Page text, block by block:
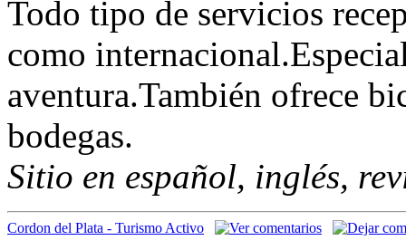
Todo tipo de servicios
como
aventura.También ofrece
bodegas.
Sitio en español, inglés,
Cordon del Plata - Turismo Activo